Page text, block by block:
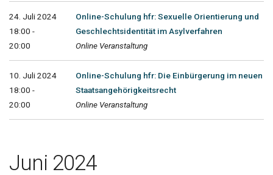
24. Juli 2024
18:00 -
20:00
Online-Schulung hfr: Sexuelle Orientierung und
Geschlechtsidentität im Asylverfahren
Online Veranstaltung
10. Juli 2024
18:00 -
20:00
Online-Schulung hfr: Die Einbürgerung im neuen
Staatsangehörigkeitsrecht
Online Veranstaltung
Juni 2024